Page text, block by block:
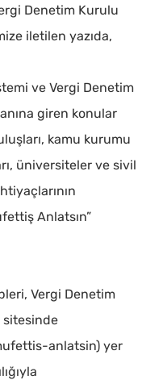
Denetim Kurulu
iletilen yazıda,
ve Vergi Denetim
giren konular
kamu kurumu
üniversiteler ve sivil
Anlatsın”
Vergi Denetim
sitesinde
anlatsin) yer